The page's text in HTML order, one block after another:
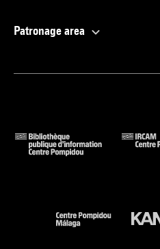
Patronage area